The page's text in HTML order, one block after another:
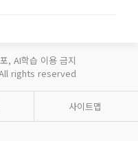
, AI학습 이용 금지
rights reserved
사이트맵